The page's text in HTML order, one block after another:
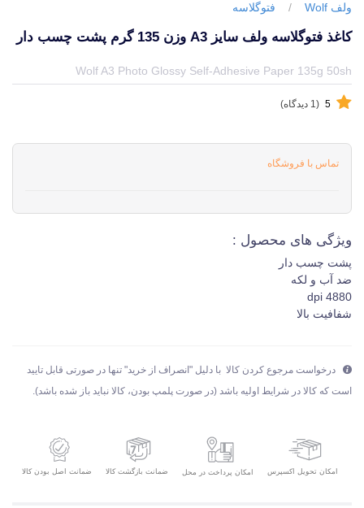
ولف Wolf / فتوگلاسه
کاغذ فتوگلاسه ولف سایز A3 وزن 135 گرم پشت چسب دار
Wolf A3 Photo Glossy Self-Adhesive Paper 135g 50sh
5 (1 دیدگاه)
تماس با فروشگاه
ویژگی های محصول :
پشت چسب دار
ضد آب و لکه
4880 dpi
شفافیت بالا
درخواست مرجوع کردن کالا با دلیل "انصراف از خرید" تنها در صورتی قابل تایید
است که کالا در شرایط اولیه باشد (در صورت پلمپ بودن، کالا نباید باز شده باشد).
امکان تحویل اکسپرس امکان پرداخت در محل ضمانت بازگشت کالا ضمانت اصل بودن کالا